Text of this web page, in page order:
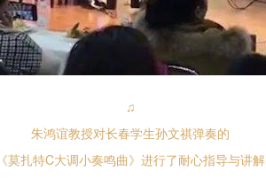
♫
朱鸿谊教授对长春学生孙文祺弹奏的
《莫扎特C大调小奏鸣曲》进行了耐心指导与讲解